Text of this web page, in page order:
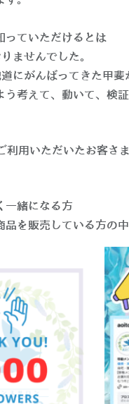
っていただけるとは
ませんでした。
にがんばってきた甲斐
考えて、動いて、検証
利用いただいたお客さ
一緒になる方
品を販売している方の